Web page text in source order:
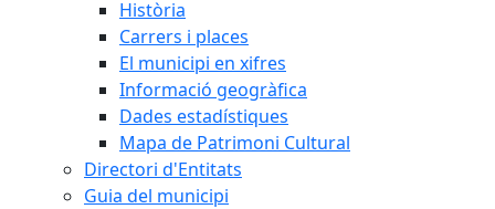
Història
Carrers i places
El municipi en xifres
Informació geogràfica
Dades estadístiques
Mapa de Patrimoni Cultural
Directori d'Entitats
Guia del municipi